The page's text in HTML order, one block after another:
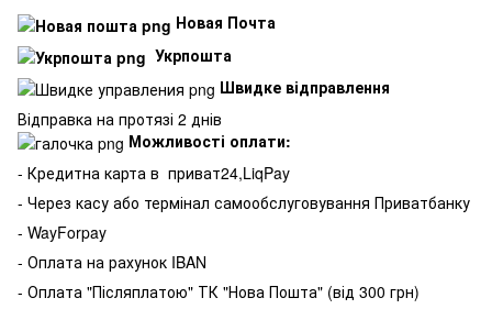
Новая Почта
Укрпошта
Швидке відправлення
Відправка на протязі 2 днів
Можливості оплати:
- Кредитна карта в приват24,LiqPay
- Через касу або термінал самообслуговування Приватбанку
- WayForpay
- Оплата на рахунок IBAN
- Оплата "Післяплатою" ТК "Нова Пошта" (від 300 грн)